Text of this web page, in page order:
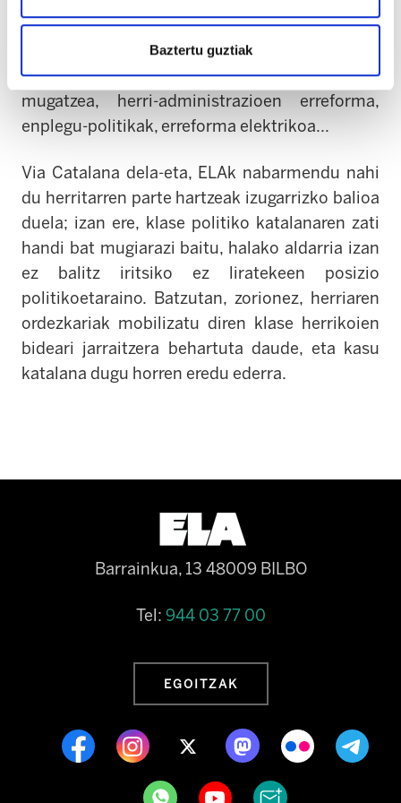
Baztertu guztiak
inposizioa, hezkuntzaren gisako eskumenak
inbaditzea (Wert legea), erakunde arautzaileak
bereganatu izana, kanpo-ekintza politikoa
mugatzea, herri-administrazioen erreforma,
enplegu-politikak, erreforma elektrikoa...
Via Catalana dela-eta, ELAk nabarmendu nahi
du herritarren parte hartzeak izugarrizko balioa
duela; izan ere, klase politiko katalanaren zati
handi bat mugiarazi baitu, halako aldarria izan
ez balitz iritsiko ez liratekeen posizio
politikoetaraino. Batzutan, zorionez, herriaren
ordezkariak mobilizatu diren klase herrikoien
bideari jarraitzera behartuta daude, eta kasu
katalana dugu horren eredu ederra.
Barrainkua, 13 48009 BILBO
Tel: 944 03 77 00
EGOITZAK